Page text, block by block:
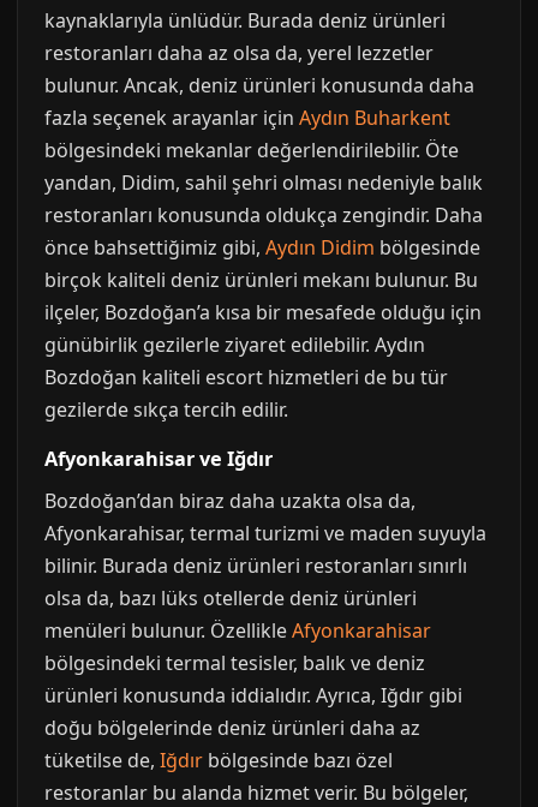
kaynaklarıyla ünlüdür. Burada deniz ürünleri
restoranları daha az olsa da, yerel lezzetler
bulunur. Ancak, deniz ürünleri konusunda daha
fazla seçenek arayanlar için Aydın Buharkent
bölgesindeki mekanlar değerlendirilebilir. Öte
yandan, Didim, sahil şehri olması nedeniyle balık
restoranları konusunda oldukça zengindir. Daha
önce bahsettiğimiz gibi, Aydın Didim bölgesinde
birçok kaliteli deniz ürünleri mekanı bulunur. Bu
ilçeler, Bozdoğan’a kısa bir mesafede olduğu için
günübirlik gezilerle ziyaret edilebilir. Aydın
Bozdoğan kaliteli escort hizmetleri de bu tür
gezilerde sıkça tercih edilir.
Afyonkarahisar ve Iğdır
Bozdoğan’dan biraz daha uzakta olsa da,
Afyonkarahisar, termal turizmi ve maden suyuyla
bilinir. Burada deniz ürünleri restoranları sınırlı
olsa da, bazı lüks otellerde deniz ürünleri
menüleri bulunur. ÖzellikleAfyonkarahisar
bölgesindeki termal tesisler, balık ve deniz
ürünleri konusunda iddialıdır. Ayrıca, Iğdır gibi
doğu bölgelerinde deniz ürünleri daha az
tüketilse de, Iğdır bölgesinde bazı özel
restoranlar bu alanda hizmet verir. Bu bölgeler,